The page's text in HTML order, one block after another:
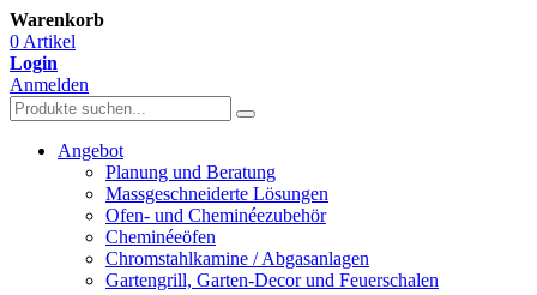
Warenkorb
0 Artikel
Login
Anmelden
Angebot
Planung und Beratung
Massgeschneiderte Lösungen
Ofen- und Cheminéezubehör
Cheminéeöfen
Chromstahlkamine / Abgasanlagen
Gartengrill, Garten-Decor und Feuerschalen